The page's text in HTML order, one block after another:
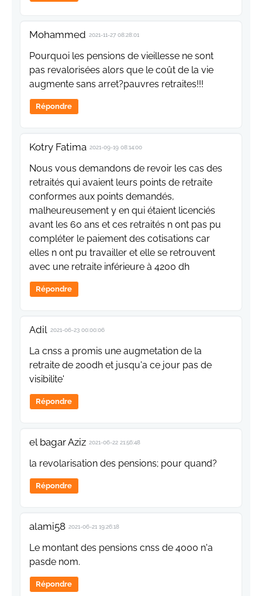
Mohammed 2021-11-27 08:28:01
Pourquoi les pensions de vieillesse ne sont
pas revalorisées alors que le coût de la vie
augmente sans arret?pauvres retraites!!!
Répondre
Kotry Fatima 2021-09-19 08:14:00
Nous vous demandons de revoir les cas des
retraités qui avaient leurs points de retraite
conformes aux points demandés,
malheureusement y en qui étaient licenciés
avant les 60 ans et ces retraités n ont pas pu
compléter le paiement des cotisations car
elles n ont pu travailler et elle se retrouvent
avec une retraite inférieure à 4200 dh
Répondre
Adil 2021-06-23 00:00:06
La cnss a promis une augmetation de la
retraite de 200dh et jusqu'a ce jour pas de
visibilite'
Répondre
el bagar Aziz 2021-06-22 21:56:48
la revolarisation des pensions; pour quand?
Répondre
alami58 2021-06-21 19:26:18
Le montant des pensions cnss de 4000 n'a
pasde nom.
Répondre